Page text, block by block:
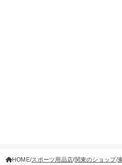
HOME スポーツ用品店 関東のショップ